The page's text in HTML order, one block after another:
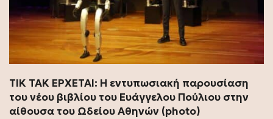
ΤΙΚ ΤΑΚ ΕΡΧΕΤΑΙ: Η εντυπωσιακή παρουσίαση
του νέου βιβλίου του Ευάγγελου Πούλιου στην
αίθουσα του Ωδείου Αθηνών (photo)